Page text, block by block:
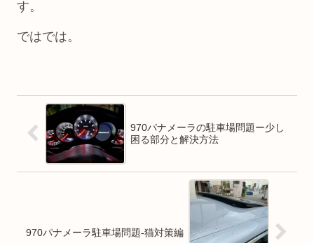
す。
ではでは。
970パナメーラの駐車場問題ー少し
困る部分と解決方法
970パナメーラ駐車場問題-猫対策編